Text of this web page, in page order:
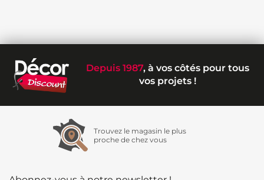
Depuis 1987, à vos côtés pour tous
vos projets !
Trouvez le magasin le plus
proche de chez vous